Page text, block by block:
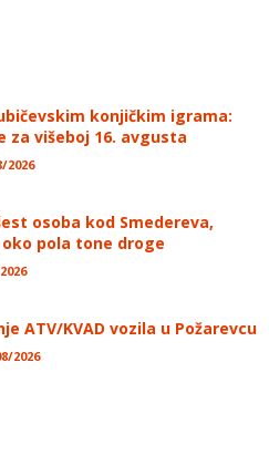
konjičkim igrama:
za višeboj 16. avgusta
2026
osoba kod Smedereva,
pola tone droge
ATV/KVAD vozila u Požarevcu
2026